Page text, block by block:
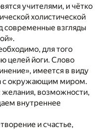
учителями, и чётко
холистической
современные взгляды
для того
целей йоги. Слово
имеется в виду
с окружающим миром.
желания, возможности,
внутреннее
и счастье,